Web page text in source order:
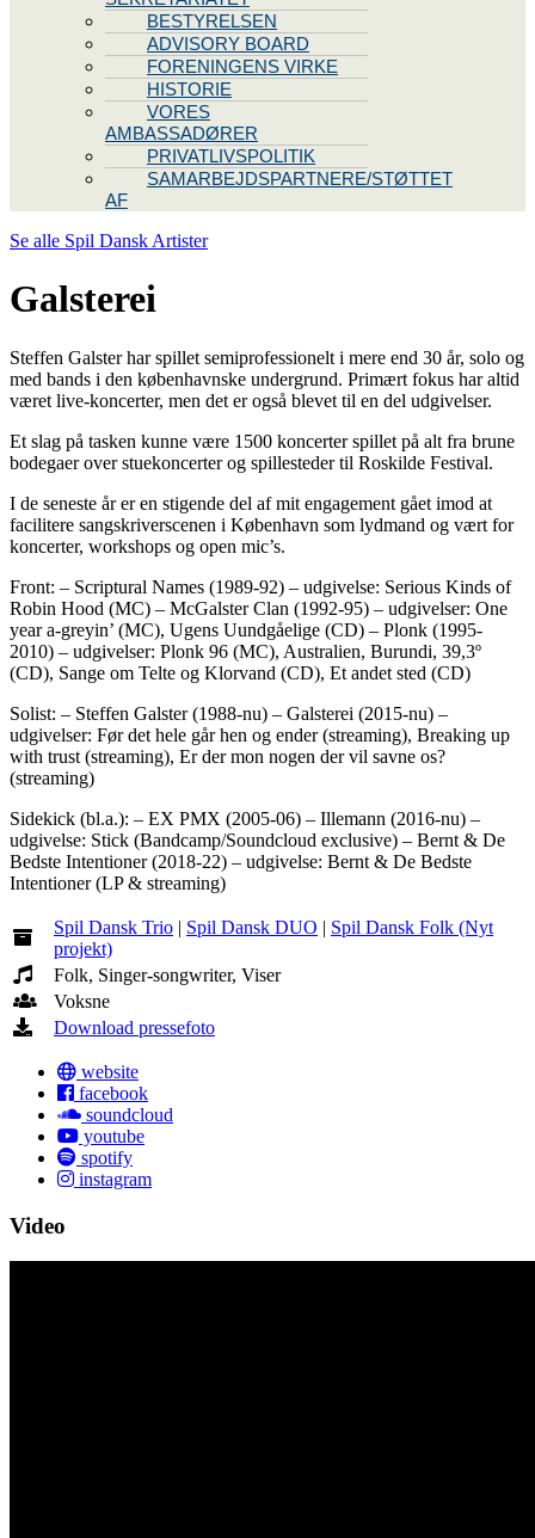
BESTYRELSEN
ADVISORY BOARD
FORENINGENS VIRKE
HISTORIE
VORES
AMBASSADØRER
PRIVATLIVSPOLITIK
SAMARBEJDSPARTNERE/STØTTET
AF
Se alle Spil Dansk Artister
Galsterei
Steffen Galster har spillet semiprofessionelt i mere end 30 år, solo og
med bands i den københavnske undergrund. Primært fokus har altid
været live-koncerter, men det er også blevet til en del udgivelser.
Et slag på tasken kunne være 1500 koncerter spillet på alt fra brune
bodegaer over stuekoncerter og spillesteder til Roskilde Festival.
I de seneste år er en stigende del af mit engagement gået imod at
facilitere sangskriverscenen i København som lydmand og vært for
koncerter, workshops og open mic’s.
Front: – Scriptural Names (1989-92) – udgivelse: Serious Kinds of
Robin Hood (MC) – McGalster Clan (1992-95) – udgivelser: One
year a-greyin’ (MC), Ugens Uundgåelige (CD) – Plonk (1995-
2010) – udgivelser: Plonk 96 (MC), Australien, Burundi, 39,3º
(CD), Sange om Telte og Klorvand (CD), Et andet sted (CD)
Solist: – Steffen Galster (1988-nu) – Galsterei (2015-nu) –
udgivelser: Før det hele går hen og ender (streaming), Breaking up
with trust (streaming), Er der mon nogen der vil savne os?
(streaming)
Sidekick (bl.a.): – EX PMX (2005-06) – Illemann (2016-nu) –
udgivelse: Stick (Bandcamp/Soundcloud exclusive) – Bernt & De
Bedste Intentioner (2018-22) – udgivelse: Bernt & De Bedste
Intentioner (LP & streaming)
Spil Dansk Trio | Spil Dansk DUO | Spil Dansk Folk (Nyt
projekt)
Folk, Singer-songwriter, Viser
Voksne
Download pressefoto
website
facebook
soundcloud
youtube
spotify
instagram
Video